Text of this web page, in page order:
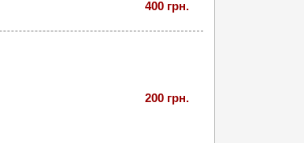
400 грн.
200 грн.